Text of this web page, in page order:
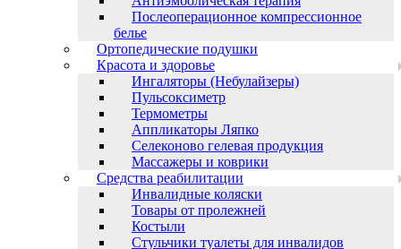
Послеоперационное компрессионное
белье
Ортопедические подушки
Красота и здоровье
Ингаляторы (Небулайзеры)
Пульсоксиметр
Термометры
Аппликаторы Ляпко
Селеконово гелевая продукция
Массажеры и коврики
Средства реабилитации
Инвалидные коляски
Товары от пролежней
Костыли
Стульчики туалеты для инвалидов